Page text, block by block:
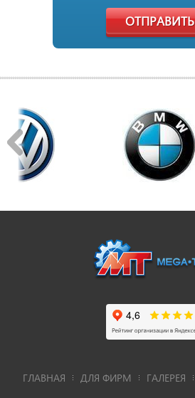
ОТПРАВИТЬ
ГЛАВНАЯ ДЛЯ ФИРМ ГАЛЕРЕЯ